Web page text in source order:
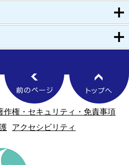
作権・セキュリティ・免責事項
アクセシビリティ